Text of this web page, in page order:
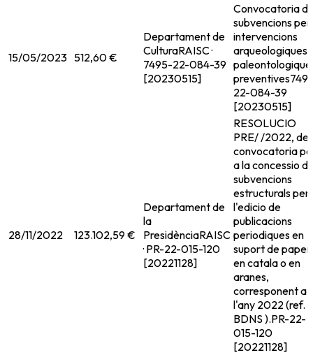
15/05/2023 512,60 €
Departament de
CulturaRAISC ·
7495-22-084-39
[20230515]
Convocatoria
subvencions per
intervencions
arqueologiques i
preventives
22-084-39
[20230515]
28/11/2022 123.102,59 €
Departament de
la
PresidènciaRAISC
· PR-22-015-120
[20221128]
RESOLUCIO
PRE/ /2022, de
convocatoria
a la concessio
subvencions
estructurals per
l'edicio de
publicacions
periodiques en
suport de paper
en catala o en
aranes,
corresponent a
l'any 2022 (ref.
BDNS ).PR-22-
015-120
[20221128]